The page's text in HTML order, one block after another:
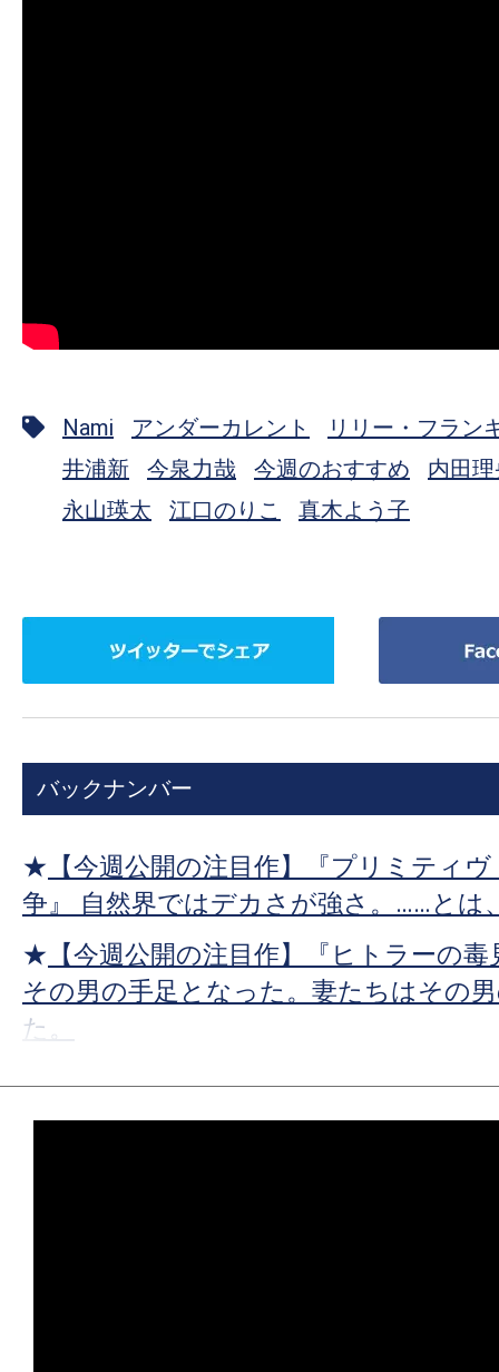
Nami アンダーカレント
リリー・フラン
井浦新
今泉力哉 今週のおすすめ
内田
永山瑛太
江口のりこ 真木よう子
ー
で
ェ
ア
ア
バックナンバー
★ 【今週公開の注目作】『プリミティ
争』 自然界ではデカさが強さ。……とは
★ 【今週公開の注目作】『ヒトラーの
その男の手足となった。妻たちはその
た。
★【今週公開の注目作】『プライベー
ってな、200種類あんねん。